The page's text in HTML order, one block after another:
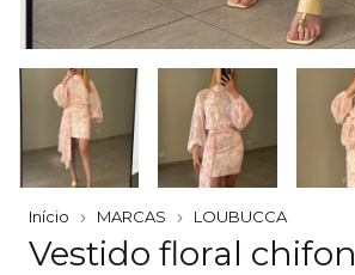
Início MARCAS LOUBUCCA
Vestido floral chifon